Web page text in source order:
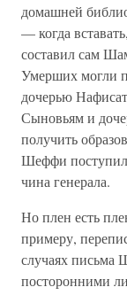
домашней
— когда
составил сам
Умерших могли
дочерью
Сыновьям и
получить
Шеффи поступил
чина генерала.
Но плен есть
примеру,
случаях письма
посторонними